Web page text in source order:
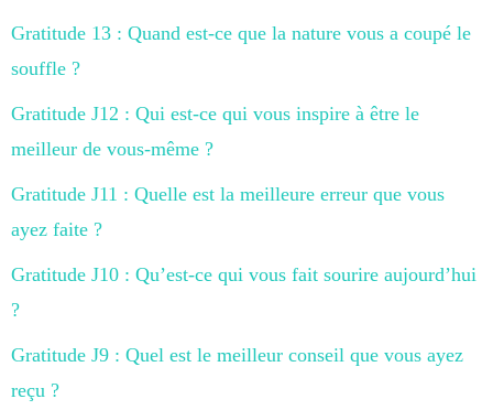
Gratitude 13 : Quand est-ce que la nature vous a coupé le
souffle ?
Gratitude J12 : Qui est-ce qui vous inspire à être le
meilleur de vous-même ?
Gratitude J11 : Quelle est la meilleure erreur que vous
ayez faite ?
Gratitude J10 : Qu’est-ce qui vous fait sourire aujourd’hui
?
Gratitude J9 : Quel est le meilleur conseil que vous ayez
reçu ?